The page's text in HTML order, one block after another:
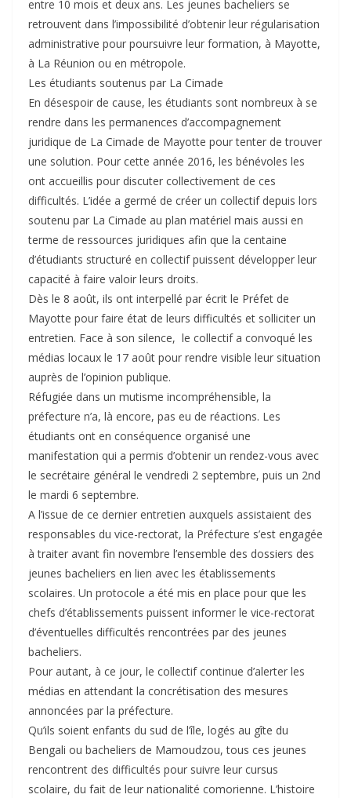
entre 10 mois et deux ans. Les jeunes bacheliers se
retrouvent dans l’impossibilité d’obtenir leur régularisation
administrative pour poursuivre leur formation, à Mayotte,
à La Réunion ou en métropole.
Les étudiants soutenus par La Cimade
En désespoir de cause, les étudiants sont nombreux à se
rendre dans les permanences d’accompagnement
juridique de La Cimade de Mayotte pour tenter de trouver
une solution. Pour cette année 2016, les bénévoles les
ont accueillis pour discuter collectivement de ces
difficultés. L’idée a germé de créer un collectif depuis lors
soutenu par La Cimade au plan matériel mais aussi en
terme de ressources juridiques afin que la centaine
d’étudiants structuré en collectif puissent développer leur
capacité à faire valoir leurs droits.
Dès le 8 août, ils ont interpellé par écrit le Préfet de
Mayotte pour faire état de leurs difficultés et solliciter un
entretien. Face à son silence, le collectif a convoqué les
médias locaux le 17 août pour rendre visible leur situation
auprès de l’opinion publique.
Réfugiée dans un mutisme incompréhensible, la
préfecture n’a, là encore, pas eu de réactions. Les
étudiants ont en conséquence organisé une
manifestation qui a permis d’obtenir un rendez-vous avec
le secrétaire général le vendredi 2 septembre, puis un 2nd
le mardi 6 septembre.
A l’issue de ce dernier entretien auxquels assistaient des
responsables du vice-rectorat, la Préfecture s’est engagée
à traiter avant fin novembre l’ensemble des dossiers des
jeunes bacheliers en lien avec les établissements
scolaires. Un protocole a été mis en place pour que les
chefs d’établissements puissent informer le vice-rectorat
d’éventuelles difficultés rencontrées par des jeunes
bacheliers.
Pour autant, à ce jour, le collectif continue d’alerter les
médias en attendant la concrétisation des mesures
annoncées par la préfecture.
Qu’ils soient enfants du sud de l’île, logés au gîte du
Bengali ou bacheliers de Mamoudzou, tous ces jeunes
rencontrent des difficultés pour suivre leur cursus
scolaire, du fait de leur nationalité comorienne. L’histoire